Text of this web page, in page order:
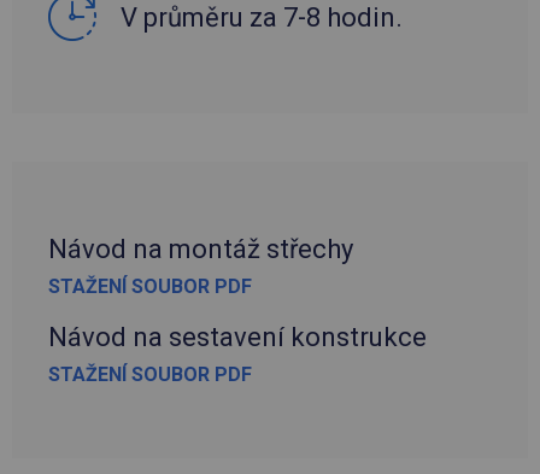
V průměru za 7-8 hodin.
Návod na montáž střechy
STAŽENÍ SOUBOR PDF
Návod na sestavení konstrukce
STAŽENÍ SOUBOR PDF